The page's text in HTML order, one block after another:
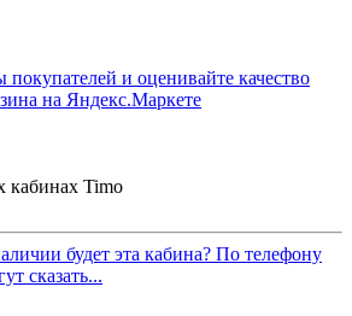
Timo
будет эта кабина? По телефону
сказать...